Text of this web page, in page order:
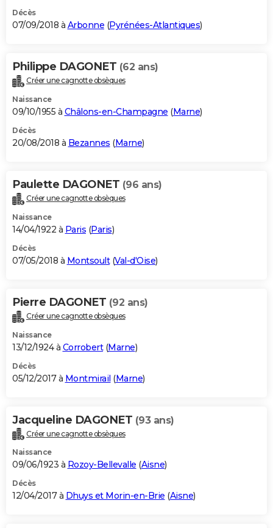
Décès
07/09/2018 à Arbonne (Pyrénées-Atlantiques)
Philippe DAGONET (62 ans)
Créer une cagnotte obsèques
Naissance
09/10/1955 à Châlons-en-Champagne (Marne)
Décès
20/08/2018 à Bezannes (Marne)
Paulette DAGONET (96 ans)
Créer une cagnotte obsèques
Naissance
14/04/1922 à Paris (Paris)
Décès
07/05/2018 à Montsoult(Val-d'Oise)
Pierre DAGONET (92 ans)
Créer une cagnotte obsèques
Naissance
13/12/1924 à Corrobert(Marne)
Décès
05/12/2017 à Montmirail (Marne)
Jacqueline DAGONET (93 ans)
Créer une cagnotte obsèques
Naissance
09/06/1923 à Rozoy-Bellevalle (Aisne)
Décès
12/04/2017 à Dhuys et Morin-en-Brie (Aisne)